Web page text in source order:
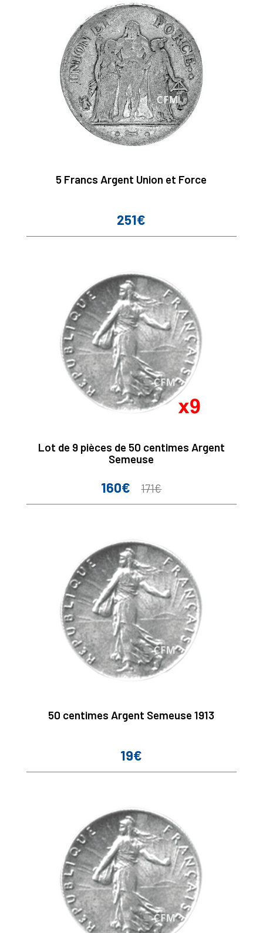
5 Francs Argent Union et Force
Prix
251€
Lot de 9 pièces de 50 centimes Argent
Semeuse
Prix
160€
Prix
171€
50 centimes Argent Semeuse 1913
Prix
19€